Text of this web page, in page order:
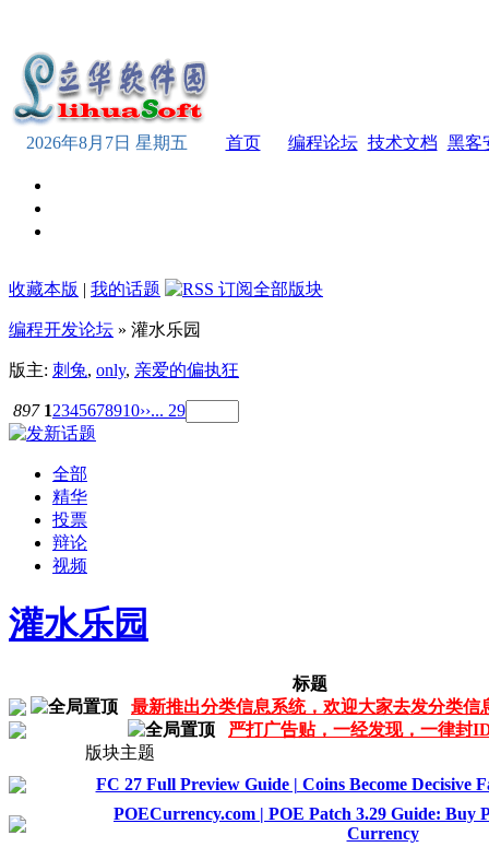
2026年8月7日 星期五 首页 编程论坛 技术文档 黑客
收藏本版 | 我的话题
编程开发论坛 » 灌水乐园
版主: 刺兔, only, 亲爱的偏执狂
897 12345678910››... 29
全部
精华
投票
辩论
视频
灌水乐园
标题
最新推出分类信息系统，欢迎大家去发分类信
严打广告贴，一经发现，一律封
版块主题
FC 27 Full Preview Guide | Coins Become Decisive
POECurrency.com | POE Patch 3.29 Guide: Buy
Currency